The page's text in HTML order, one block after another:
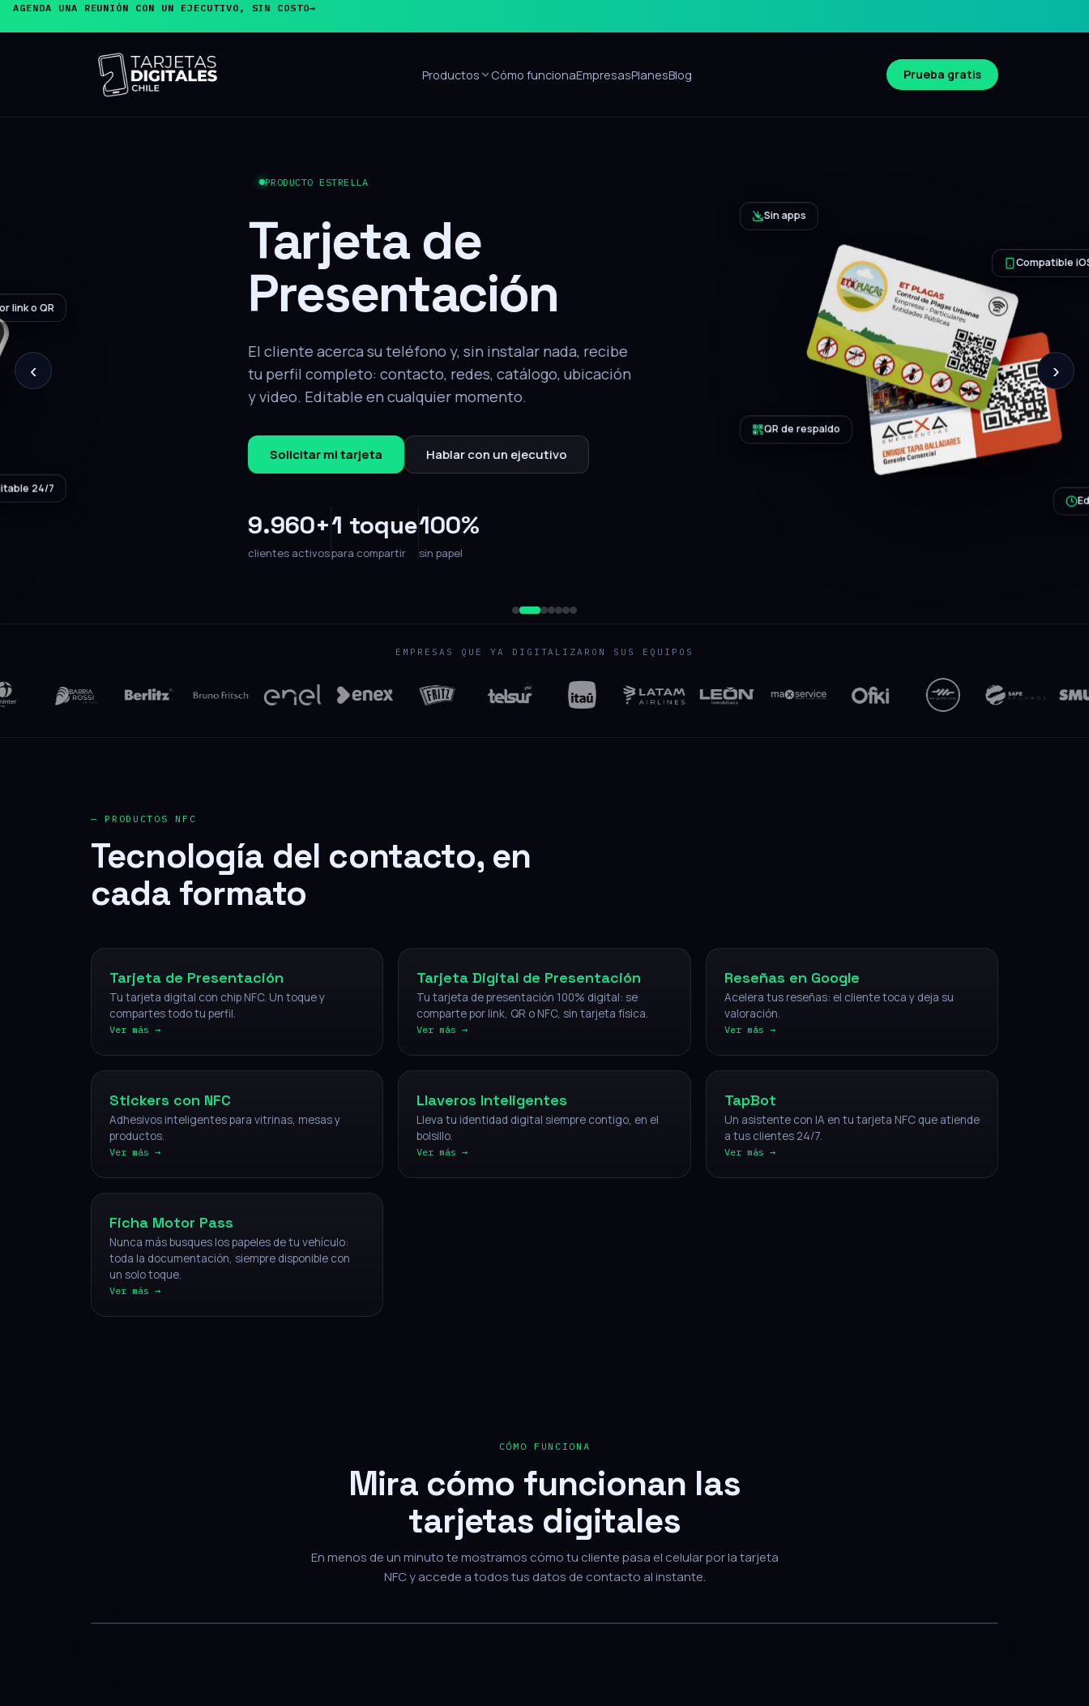
AGENDA UNA REUNIÓN CON UN EJECUTIVO, SIN COSTO→
Productos Cómo funcionaEmpresasPlanesBlog Prueba gratis
Tarjeta de
Presentación
El cliente acerca su teléfono y, sin instalar nada, recibe
tu perfil completo: contacto, redes, catálogo, ubicación
y video. Editable en cualquier momento.
Hablar con un ejecutivo
1 toque
para compartir
100%
sin papel
Compatible iOS y Android
‹ ›
EMPRESAS QUE YA DIGITALIZARON SUS EQUIPOS
— PRODUCTOS NFC
Tecnología del contacto, en
cada formato
NFC
Tarjeta de Presentación
Tu tarjeta digital con chip NFC. Un toque y
compartes todo tu perfil.
Ver más →
Digital
Tarjeta Digital de Presentación
Tu tarjeta de presentación 100% digital: se
comparte por link, QR o NFC, sin tarjeta física.
Ver más →
NFC
Reseñas en Google
Acelera tus reseñas: el cliente toca y deja su
valoración.
Ver más →
NFC
Stickers con NFC
Adhesivos inteligentes para vitrinas, mesas y
productos.
Ver más →
NFC
Llaveros Inteligentes
Lleva tu identidad digital siempre contigo, en el
bolsillo.
Ver más →
IA
TapBot
Un asistente con IA en tu tarjeta NFC que atiende
a tus clientes 24/7.
Ver más →
Vehículos
Ficha Motor Pass
Nunca más busques los papeles de tu vehículo:
toda la documentación, siempre disponible con
un solo toque.
Ver más →
CÓMO FUNCIONA
Mira cómo funcionan las
tarjetas digitales
En menos de un minuto te mostramos cómo tu cliente pasa el celular por la tarjeta
NFC y accede a todos tus datos de contacto al instante.